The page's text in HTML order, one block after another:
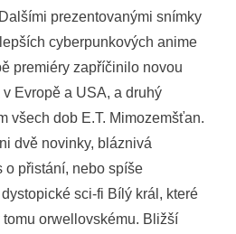
Dalšími prezentovanými snímky
cyberpunkových anime
premiéry zapříčinilo novou
Evropě a USA, a druhý
všech dob E.T. Mimozemšťan.
dvě novinky, bláznivá
o přistání, nebo spíše
sci-fi Bílý král, které
orwellovskému. Bližší